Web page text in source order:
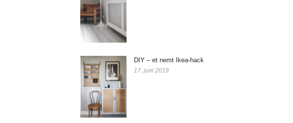
DIY – et nemt Ikea-hack
17. juni 2019